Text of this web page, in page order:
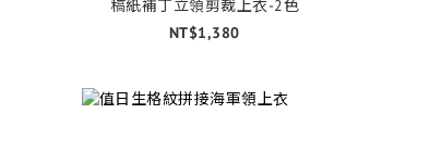
稿紙補丁立領剪裁上衣-2色
NT$1,380